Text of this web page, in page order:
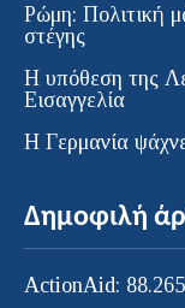
Ρώμη: Πολιτική
στέγης
Η υπόθεση της
Εισαγγελία
H Γερμανία
Δημοφιλή
ActionAid: